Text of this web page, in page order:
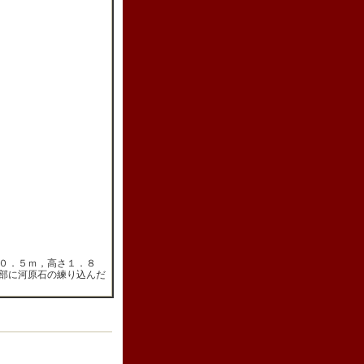
．５ｍ，高さ１．８
に河原石の練り込んだ